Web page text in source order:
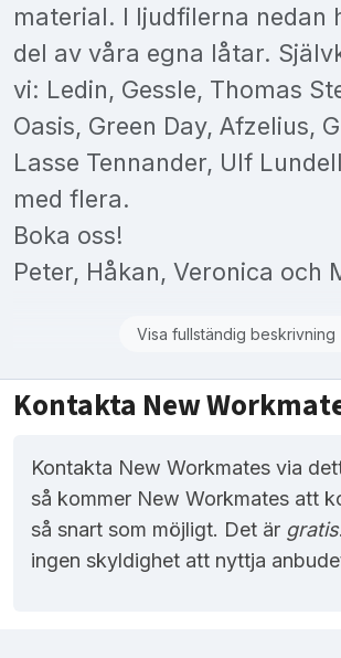
material. I ljudfilerna nedan
del av våra egna låtar.
vi: Ledin, Gessle, Thomas
Oasis, Green Day, Afzelius,
Lasse Tennander, Ulf
med flera.
Boka oss!
Peter, Håkan, Veronica och
Visa fullständig beskrivning
Kontakta New
Kontakta New Workmates via
så kommer New Workmates att
så snart som möjligt. Det är gratis
ingen skyldighet att nyttja